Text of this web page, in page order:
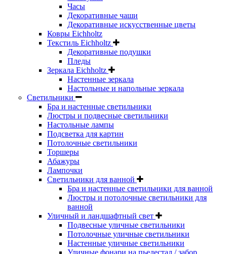
Часы
Декоративные чаши
Декоративные искусственные цветы
Ковры Eichholtz
Текстиль Eichholtz
Декоративные подушки
Пледы
Зеркала Eichholtz
Настенные зеркала
Настольные и напольные зеркала
Светильники
Бра и настенные светильники
Люстры и подвесные светильники
Настольные лампы
Подсветка для картин
Потолочные светильники
Торшеры
Абажуры
Лампочки
Светильники для ванной
Бра и настенные светильники для ванной
Люстры и потолочные светильники для
ванной
Уличный и ландшафтный свет
Подвесные уличные светильники
Потолочные уличные светильники
Настенные уличные светильники
Уличные фонари на пьедестал / забор